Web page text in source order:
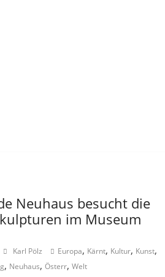
Neuhaus besucht die
im Museum
Karl Pölz Europa, Kärnt, Kultur, Kunst,
, Neuhaus,Österr,Welt